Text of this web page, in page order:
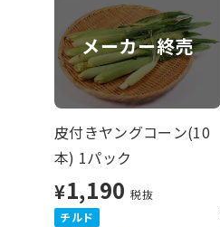
メーカー終売
皮付きヤングコーン(10
本) 1パック
¥1,190 税抜
チルド